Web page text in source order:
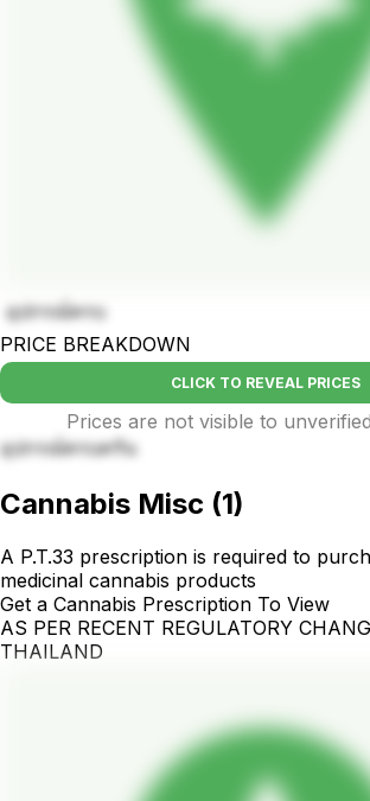
อุปกรณ์ครบ
PRICE BREAKDOWN
CLICK TO REVEAL PRICES
Prices are not visible to
อุปกรณ์ครบครัน
Cannabis Misc (1)
A P.T.33 prescription is required to
medicinal cannabis products
Get a Cannabis Prescription To View
AS PER RECENT REGULATORY
THAILAND